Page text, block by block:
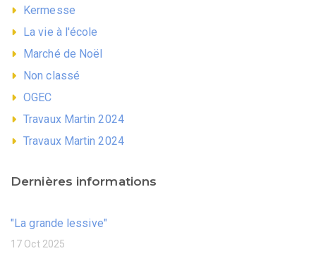
Kermesse
La vie à l'école
Marché de Noël
Non classé
OGEC
Travaux Martin 2024
Travaux Martin 2024
Dernières informations
"La grande lessive"
17 Oct 2025